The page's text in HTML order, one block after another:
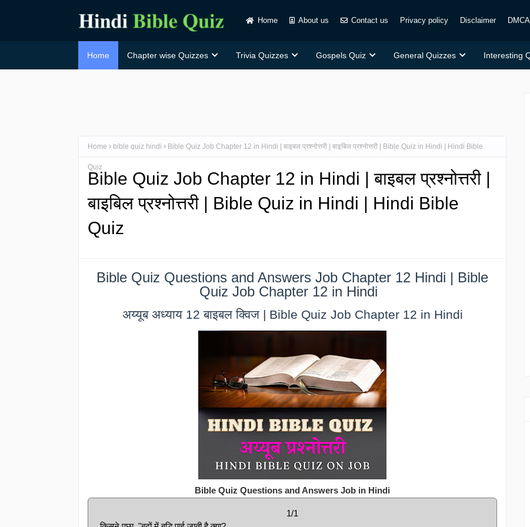
Home About us Contact us Privacy policy Disclaimer DMCA
Home Chapter wise Quizzes Trivia Quizzes Gospels Quiz General Quizzes Interesting
Home bible quiz hindi Bible Quiz Job Chapter 12 in Hindi | बाइबल प्रश्नोत्तरी | बाइबिल प्रश्नोत्तरी | Bible Quiz in Hindi | Hindi Bible
Quiz
Bible Quiz Job Chapter 12 in Hindi | बाइबल प्रश्नोत्तरी |
बाइबिल प्रश्नोत्तरी | Bible Quiz in Hindi | Hindi Bible
Quiz
Bible Quiz Questions and Answers Job Chapter 12 Hindi | Bible
Quiz Job Chapter 12 in Hindi
अय्यूब अध्याय 12 बाइबल क्विज | Bible Quiz Job Chapter 12 in Hindi
Bible Quiz Questions and Answers Job in Hindi
1/1